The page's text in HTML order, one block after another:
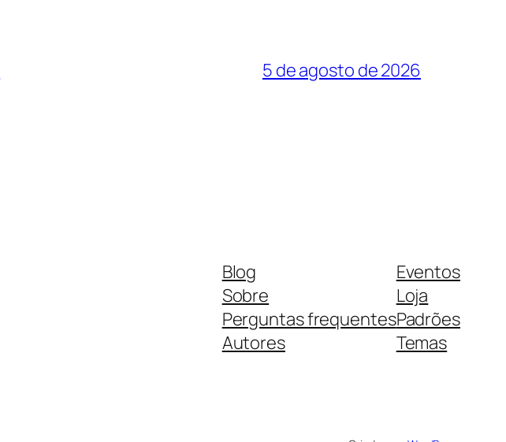
5 de agosto de 2026
Blog
Sobre
Perguntas frequentes
Autores
Eventos
Loja
Padrões
Temas